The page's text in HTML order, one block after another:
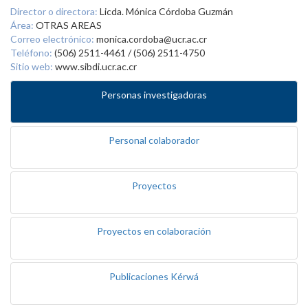
Director o directora: Licda. Mónica Córdoba Guzmán
Área: OTRAS AREAS
Correo electrónico: monica.cordoba@ucr.ac.cr
Teléfono: (506) 2511-4461 / (506) 2511-4750
Sitio web: www.sibdi.ucr.ac.cr
Personas investigadoras
Personal colaborador
Proyectos
Proyectos en colaboración
Publicaciones Kérwá